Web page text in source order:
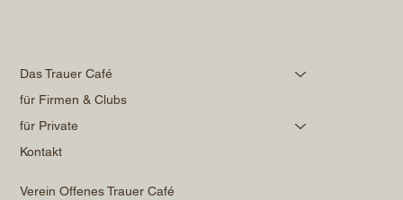
Das Trauer Café
für Firmen & Clubs
für Private
Kontakt
Verein Offenes Trauer Café